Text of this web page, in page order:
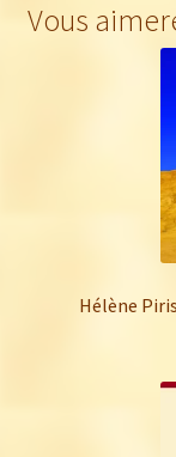
Vous
Hélène